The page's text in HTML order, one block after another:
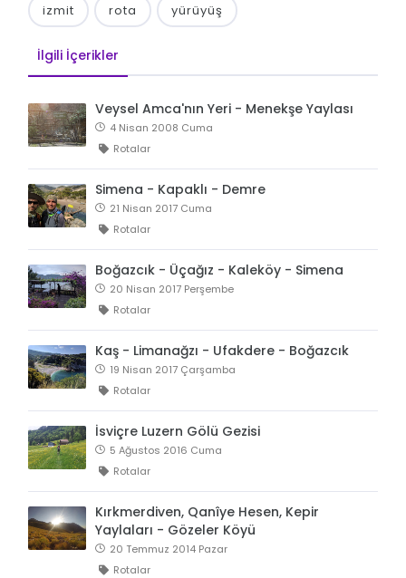
izmit rota yürüyüş
İlgili İçerikler
Veysel Amca'nın Yeri - Menekşe Yaylası
4 Nisan 2008 Cuma
Rotalar
Simena - Kapaklı - Demre
21 Nisan 2017 Cuma
Rotalar
Boğazcık - Üçağız - Kaleköy - Simena
20 Nisan 2017 Perşembe
Rotalar
Kaş - Limanağzı - Ufakdere - Boğazcık
19 Nisan 2017 Çarşamba
Rotalar
İsviçre Luzern Gölü Gezisi
5 Ağustos 2016 Cuma
Rotalar
Kırkmerdiven, Qanîye Hesen, Kepir
Yaylaları - Gözeler Köyü
20 Temmuz 2014 Pazar
Rotalar